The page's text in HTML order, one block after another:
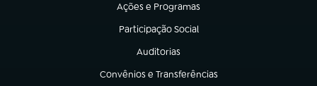
Ações e Programas
(abre em nova aba)
Participação Social
(abre em nova aba)
Auditorias
(abre em nova aba)
Convênios e Transferências
(abre em nova aba)